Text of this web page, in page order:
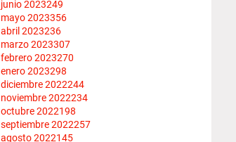
junio 2023249
mayo 2023356
abril 2023236
marzo 2023307
febrero 2023270
enero 2023298
diciembre 2022244
noviembre 2022234
octubre 2022198
septiembre 2022257
agosto 2022145